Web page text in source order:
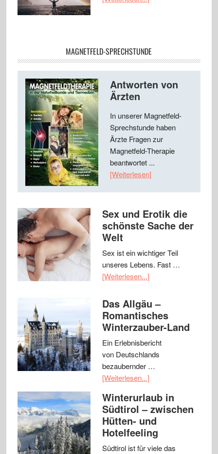
MAGNETFELD-SPRECHSTUNDE
Antworten von
Ärzten
In unserer Magnetfeld-
Sprechstunde haben
Ärzte Fragen zur
Magnetfeld-Therapie
beantwortet ...
[Weiterlesen]
Sex und Erotik die
schönste Sache der
Welt
Sex ist ein wichtiger Teil
unseres Lebens. Fast …
[Weiterlesen...]
Das Allgäu –
Romantisches
Winterzauber-Land
Ein Erlebnisbericht
von Deutschlands
bezaubernder …
[Weiterlesen...]
Winterurlaub in
Südtirol – zwischen
Hütten- und
Hotelfeeling
Südtirol ist für viele das